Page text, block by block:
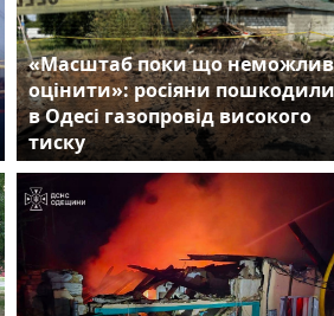
«Масштаб поки що
оцінити»: росіяни пошкодили
в Одесі газопровід високого
тиску